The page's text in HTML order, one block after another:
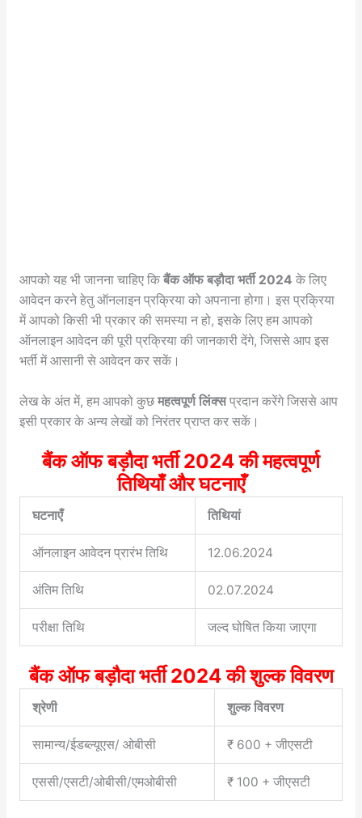
आपको यह भी जानना चाहिए कि बैंक ऑफ बड़ौदा भर्ती 2024 के लिए
आवेदन करने हेतु ऑनलाइन प्रक्रिया को अपनाना होगा। इस प्रक्रिया
में आपको किसी भी प्रकार की समस्या न हो, इसके लिए हम आपको
ऑनलाइन आवेदन की पूरी प्रक्रिया की जानकारी देंगे, जिससे आप इस
भर्ती में आसानी से आवेदन कर सकें।
लेख के अंत में, हम आपको कुछमहत्वपूर्ण लिंक्सप्रदान करेंगे जिससे आप
इसी प्रकार के अन्य लेखों को निरंतर प्राप्त कर सकें।
बैंक ऑफ बड़ौदा भर्ती 2024 की महत्वपूर्ण
तिथियाँ और घटनाएँ
घटनाएँ तिथियां
ऑनलाइन आवेदन प्रारंभ तिथि 12.06.2024
अंतिम तिथि 02.07.2024
परीक्षा तिथि जल्द घोषित किया जाएगा
बैंक ऑफ बड़ौदा भर्ती 2024 की शुल्क विवरण
श्रेणी शुल्क विवरण
सामान्य/ईडब्ल्यूएस/ ओबीसी ₹ 600 + जीएसटी
एससी/एसटी/ओबीसी/एमओबीसी ₹ 100 + जीएसटी